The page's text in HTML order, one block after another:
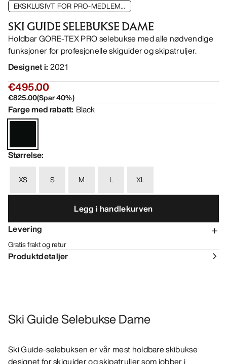
EKSKLUSIVT FOR PRO-MEDLEM...
SKI GUIDE SELEBUKSE DAME
Holdbar GORE-TEX PRO selebukse med alle nødvendige
funksjoner for profesjonelle skiguider og skipatruljer.
Designet i: 2021
€495.00
€825.00(Spar40%)
Farge med rabatt: Black
Størrelse:
XS S M L XL
Legg i handlekurven
Levering
Gratis frakt og retur
Produktdetaljer
Ski Guide Selebukse Dame
Ski Guide-selebuksen er vår mest holdbare skibukse